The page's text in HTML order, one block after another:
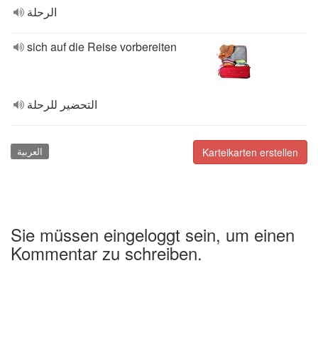
الرحلة
sich auf die Reise vorbereiten
التحضير للرحلة
Karteikarten erstellen العربية
Sie müssen eingeloggt sein, um einen
Kommentar zu schreiben.